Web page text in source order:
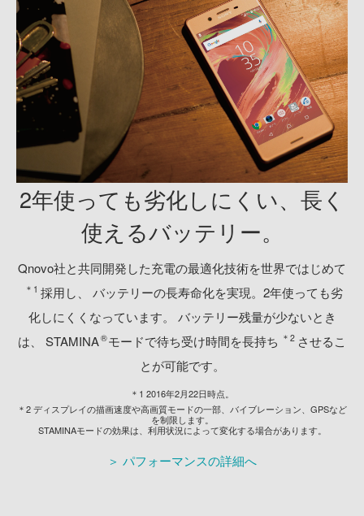
2年使っても劣化しにくい、 長く
使えるバッテリー。
Qnovo社と共同開発した充電の最適化技術を世界ではじめて
＊1 採用し、
バッテリーの長寿命化を実現。2年使っても劣
化しにくくなっています。
バッテリー残量が少ないとき
は、
STAMINA®モードで待ち受け時間を長持ち ＊2 させるこ
とが可能です。
＊1 2016年2月22日時点。
＊2 ディスプレイの描画速度や高画質モードの一部、バイブレーション、GPSなど
を制限します。
STAMINAモードの効果は、利用状況によって変化する場合があります。
＞ パフォーマンスの詳細へ